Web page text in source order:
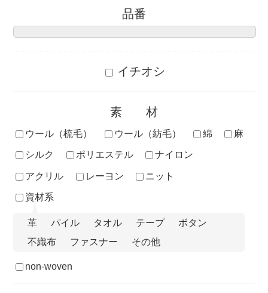
品番
イチオシ
素材
ウール（梳毛） ウール（紡毛） 綿
麻
シルク
ポリエステル
ナイロン
アクリル
レーヨン
ニット
資材系
革 パイル タオル テープ
ボタン
不織布
ファスナー その他
non-woven